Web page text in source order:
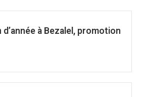
à Bezalel, promotion